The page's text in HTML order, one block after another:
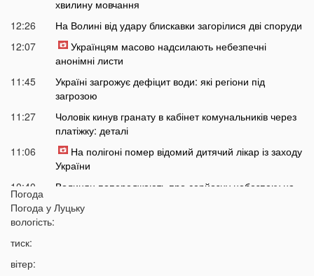
хвилину мовчання
12:26
На Волині від удару блискавки загорілися дві споруди
12:07
Українцям масово надсилають небезпечні
анонімні листи
11:45
Україні загрожує дефіцит води: які регіони під
загрозою
11:27
Чоловік кинув гранату в кабінет комунальників через
платіжку: деталі
11:06
На полігоні помер відомий дитячий лікар із заходу
України
10:40
Волинян попереджають про серйозну небезпеку на
10:15
Погода
Погода у Луцьку
вологість:
тиск:
вітер: